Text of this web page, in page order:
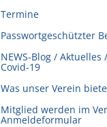
Termine
Passwortgeschützter
NEWS-Blog / Aktuelles
Covid-19
Was unser Verein
Mitglied werden im
Anmeldeformular